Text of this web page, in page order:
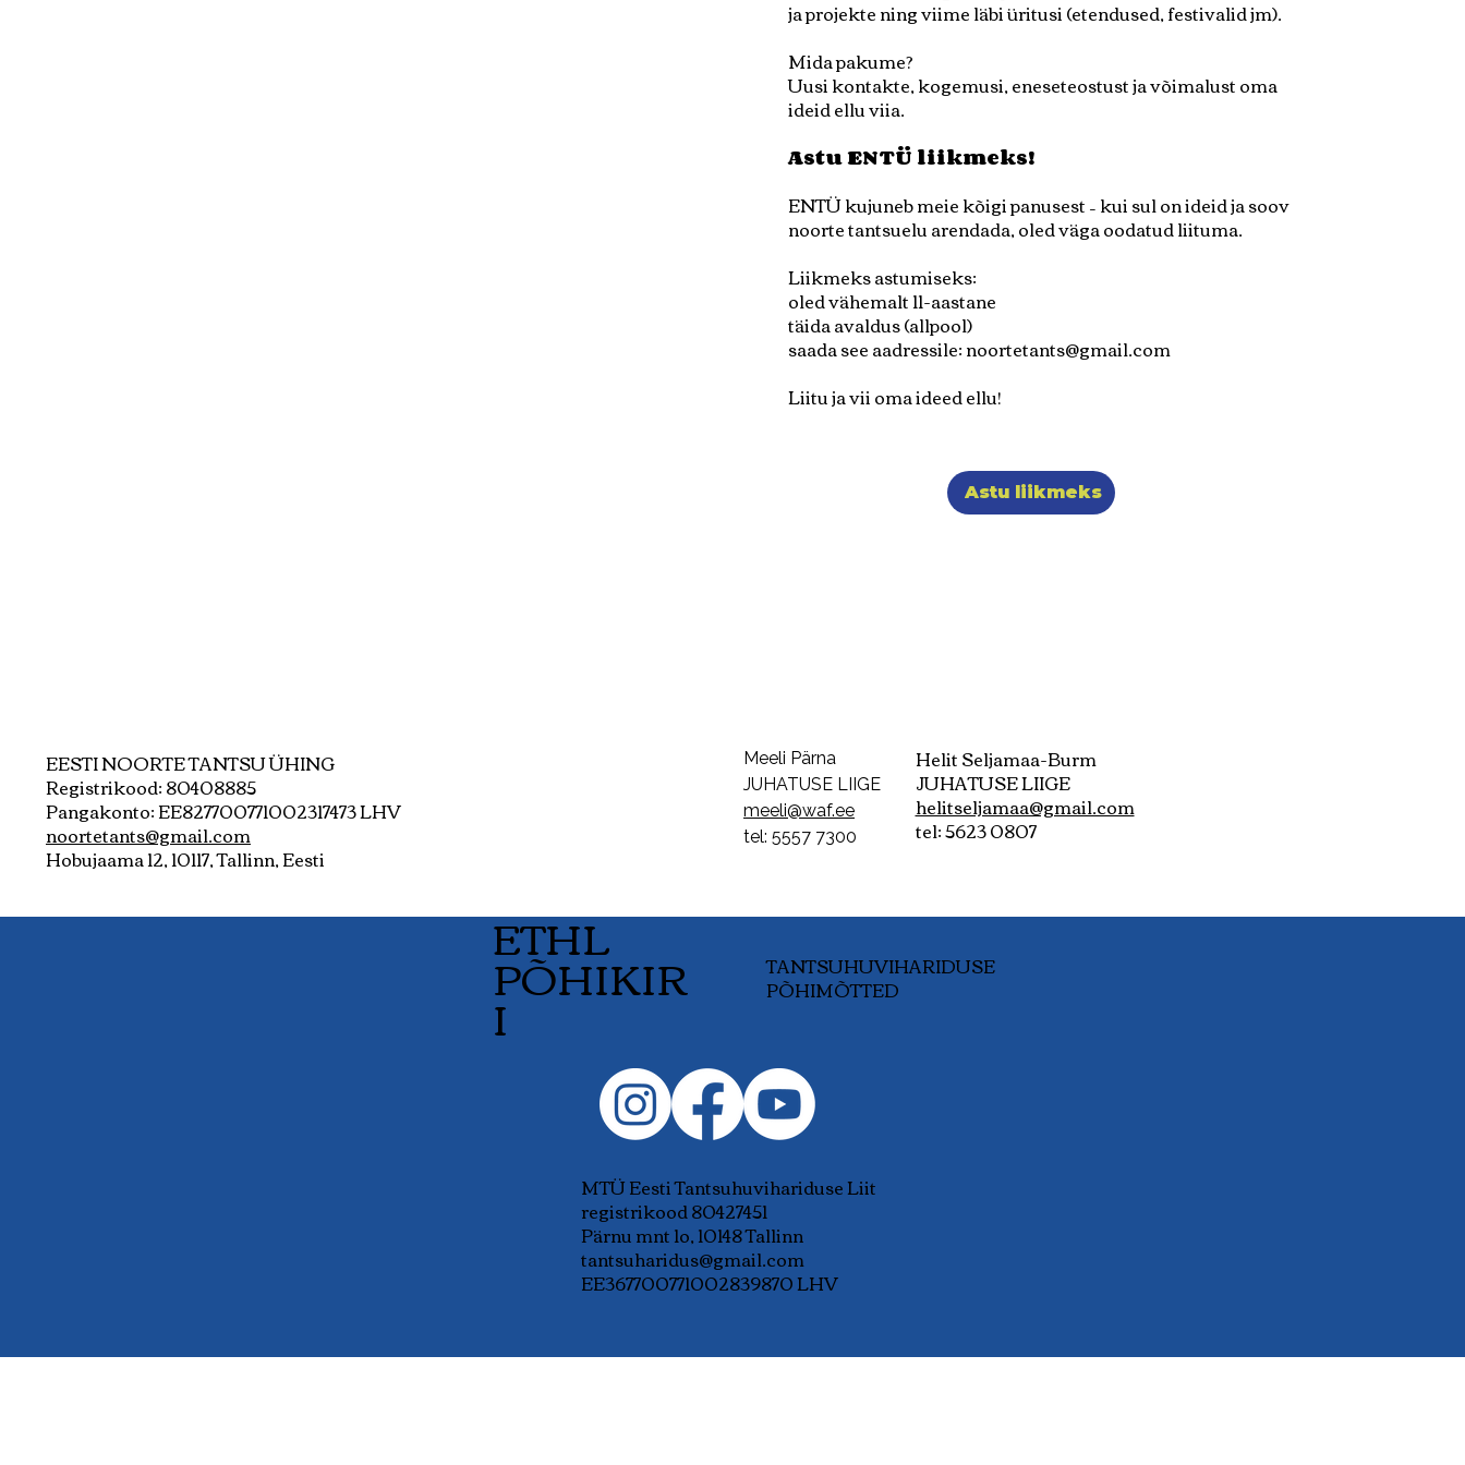
ja projekte ning viime läbi üritusi (etendused, festivalid jm).
Mida pakume?
Uusi kontakte, kogemusi, eneseteostust ja võimalust oma
ideid ellu viia.
Astu ENTÜ liikmeks!
ENTÜ kujuneb meie kõigi panusest – kui sul on ideid ja soov
noorte tantsuelu arendada, oled väga oodatud liituma.
Liikmeks astumiseks:
oled vähemalt 11-aastane
täida avaldus (allpool)
saada see aadressile:noortetants@gmail.com
Liitu ja vii oma ideed ellu!
Astu liikmeks
EESTI NOORTE TANTSU ÜHING
Registrikood: 80408885
Pangakonto: EE827700771002317473 LHV
noortetants@gmail.com
Hobujaama 12, 10117, Tallinn, Eesti
Meeli Pärna
JUHATUSE LIIGE
meeli@waf.ee
tel: 5557 7300
Helit Seljamaa-Burm
JUHATUSE LIIGE
helitseljamaa@gmail.com
tel: 5623 0807
ETHL
PÕHIKIR
I
TANTSUHUVIHARIDUSE
PÕHIMÕTTED
MTÜ Eesti Tantsuhuvihariduse Liit
registrikood 80427451
Pärnu mnt 1o, 10148 Tallinn
tantsuharidus@gmail.com
EE367700771002839870 LHV